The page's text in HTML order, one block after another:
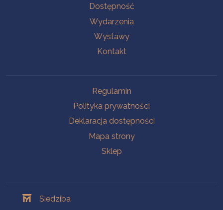
Dostępność
Wydarzenia
Wystawy
Kontakt
Regulamin
Polityka prywatności
Deklaracja dostępności
Mapa strony
Sklep
Siedziba